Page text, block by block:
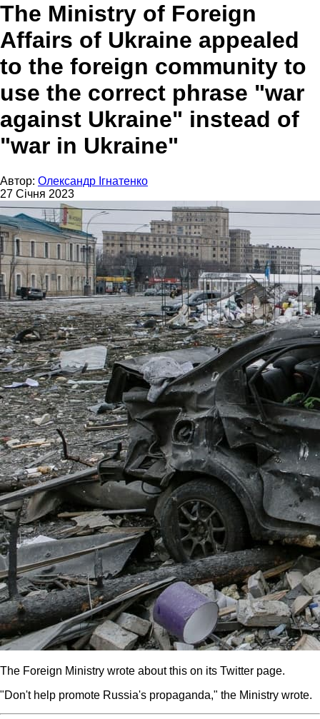
The Ministry of Foreign
Affairs of Ukraine appealed
to the foreign community to
use the correct phrase "war
against Ukraine" instead of
"war in Ukraine"
Автор: Олександр Ігнатенко
27 Січня 2023
The Foreign Ministry wrote about this on its Twitter page.
"Don't help promote Russia's propaganda," the Ministry wrote.